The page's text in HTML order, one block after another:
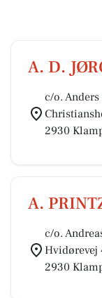
A. D.
c/o.
2930
A.
c/o.
Hvidørevej
2930